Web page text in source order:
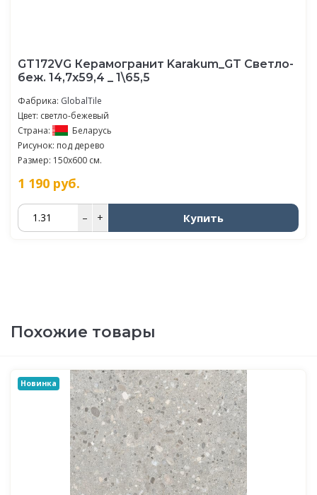
GT172VG Керамогранит Karakum_GT Светло-
беж. 14,7x59,4 _ 1\65,5
Фабрика: GlobalTile
Цвет: светло-бежевый
Страна:
Беларусь
Рисунок: под дерево
Размер: 150x600 см.
1 190 руб.
– + Купить
Похожие товары
Новинка